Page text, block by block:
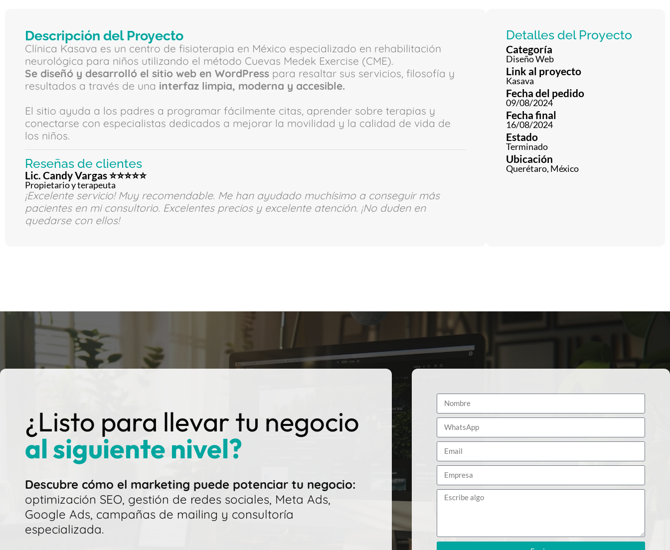
Descripción del Proyecto
Clínica Kasava es un centro de fisioterapia en México especializado en rehabilitación
neurológica para niños utilizando el método Cuevas Medek Exercise (CME).
Se diseñó y desarrolló el sitio web en WordPress para resaltar sus servicios, filosofía y
resultados a través de una interfaz limpia, moderna y accesible.
El sitio ayuda a los padres a programar fácilmente citas, aprender sobre terapias y
conectarse con especialistas dedicados a mejorar la movilidad y la calidad de vida de
los niños.
Reseñas de clientes
Lic. Candy Vargas ⭐⭐⭐⭐⭐
Propietario y terapeuta
¡Excelente servicio! Muy recomendable. Me han ayudado muchísimo a conseguir más
pacientes en mi consultorio. Excelentes precios y excelente atención. ¡No duden en
quedarse con ellos!
Detalles del Proyecto
Categoría
Diseño Web
Link al proyecto
Kasava
Fecha del pedido
09/08/2024
Fecha final
16/08/2024
Estado
Terminado
Ubicación
Querétaro, México
¿Listo para llevar tu negocio
al siguiente nivel?
Descubre cómo el marketing puede potenciar tu negocio:
optimización SEO, gestión de redes sociales, Meta Ads,
Google Ads, campañas de mailing y consultoría
especializada.